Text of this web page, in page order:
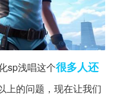
sp浅唱这个很多人还
上的问题，现在让我们